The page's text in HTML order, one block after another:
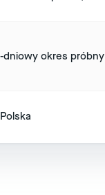
dniowy okres próbny